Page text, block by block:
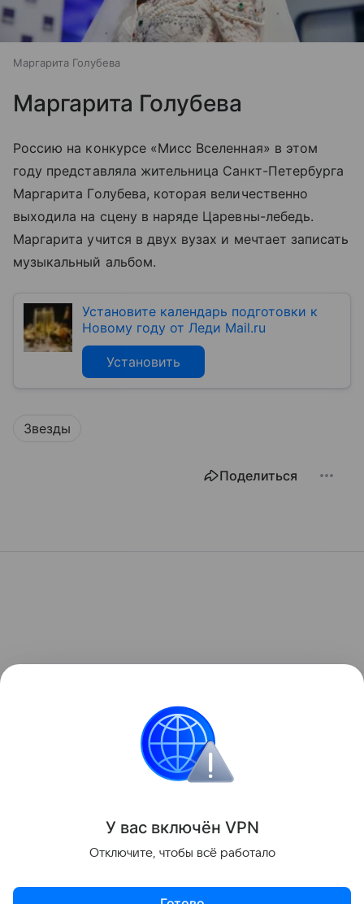
Маргарита Голубева
Маргарита Голубева
Россию на конкурсе «Мисс Вселенная» в этом
году представляла жительница Санкт-Петербурга
Маргарита Голубева, которая величественно
выходила на сцену в наряде Царевны-лебедь.
Маргарита учится в двух вузах и мечтает записать
музыкальный альбом.
Установите календарь подготовки к
Новому году от Леди Mail.ru
Установить
Звезды
Поделиться
У вас включён VPN
Отключите, чтобы всё работало